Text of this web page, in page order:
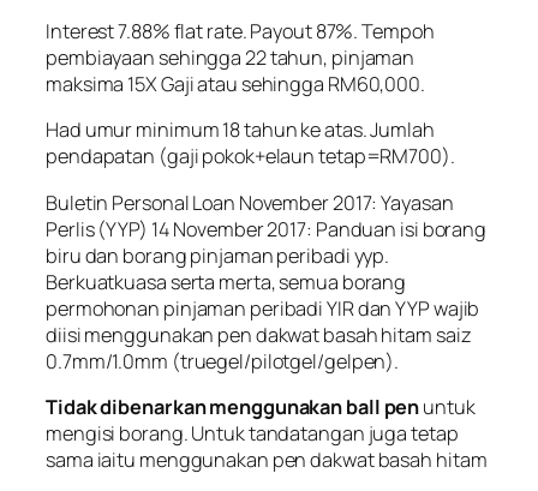
Interest 7.88% flat rate. Payout 87%. Tempoh
pembiayaan sehingga 22 tahun, pinjaman
maksima 15X Gaji atau sehingga RM60,000.
Had umur minimum 18 tahun ke atas. Jumlah
pendapatan (gaji pokok+elaun tetap=RM700).
Buletin Personal Loan November 2017: Yayasan
Perlis (YYP) 14 November 2017: Panduan isi borang
biru dan borang pinjaman peribadi yyp.
Berkuatkuasa serta merta, semua borang
permohonan pinjaman peribadi YIR dan YYP wajib
diisi menggunakan pen dakwat basah hitam saiz
0.7mm/1.0mm (truegel/pilotgel/gelpen).
Tidak dibenarkan menggunakan ball penuntuk
mengisi borang. Untuk tandatangan juga tetap
sama iaitu menggunakan pen dakwat basah hitam